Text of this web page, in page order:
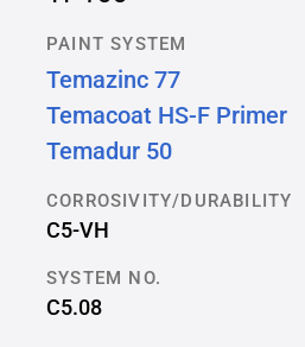
PAINT SYSTEM
Temazinc 77
Temacoat HS-F Primer
Temadur 50
CORROSIVITY/DURABILITY
C5-VH
SYSTEM NO.
C5.08